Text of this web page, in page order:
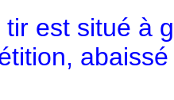
est situé à